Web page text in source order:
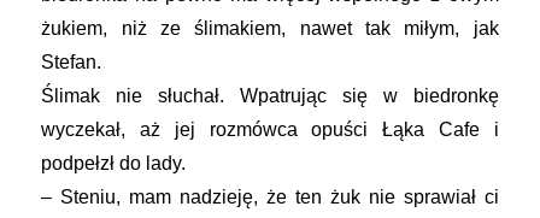
żukiem, niż ze ślimakiem, nawet tak miłym, jak
Stefan.
Ślimak nie słuchał. Wpatrując się w biedronkę
wyczekał, aż jej rozmówca opuści Łąka Cafe i
podpełzł do lady.
– Steniu, mam nadzieję, że ten żuk nie sprawiał ci